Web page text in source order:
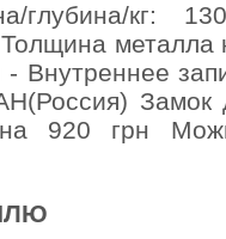
глубина/кг:
Внутреннее
Замок
920 грн